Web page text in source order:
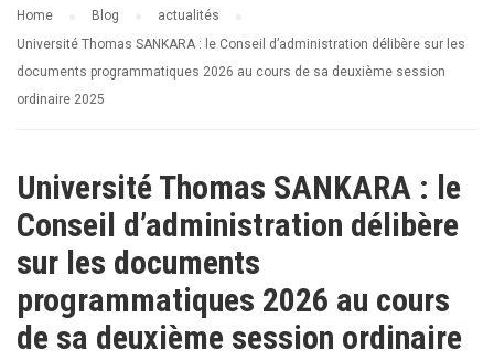
Home Blog
actualités
Université Thomas SANKARA : le Conseil d’administration délibère sur les
documents programmatiques 2026 au cours de sa deuxième session
ordinaire 2025
Université Thomas SANKARA : le
Conseil d’administration délibère
sur les documents
programmatiques 2026 au cours
de sa deuxième session ordinaire